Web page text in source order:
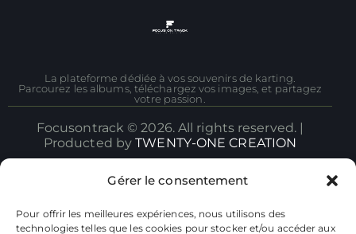
Gérer le consentement
Pour offrir les meilleures expériences, nous utilisons des
technologies telles que les cookies pour stocker et/ou accéder aux
La plateforme dédiée à vos souvenirs de karting.
Parcourez les albums, téléchargez vos images, et partagez
votre passion.
Focusontrack © 2026. All rights reserved. |
Producted byTWENTY-ONE CREATION